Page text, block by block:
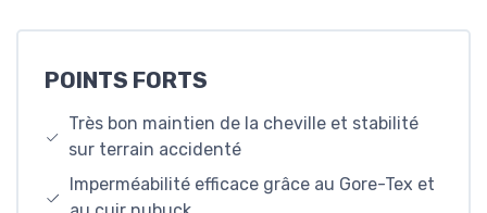
POINTS FORTS
Très bon maintien de la cheville et stabilité
sur terrain accidenté
Imperméabilité efficace grâce au Gore-Tex et